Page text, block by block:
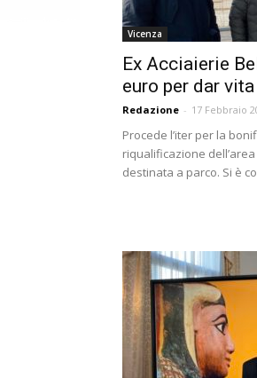
Vicenza
Ex Acciaierie
euro per dar
Redazione - 17 Febbraio
Procede l’iter per la
riqualificazione
destinata a parco. Si è